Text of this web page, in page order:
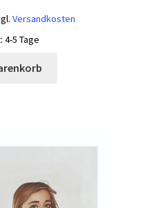
Versandkosten
4-5 Tage